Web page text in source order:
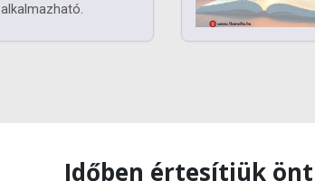
alkalmazható.
Időben értesítjük